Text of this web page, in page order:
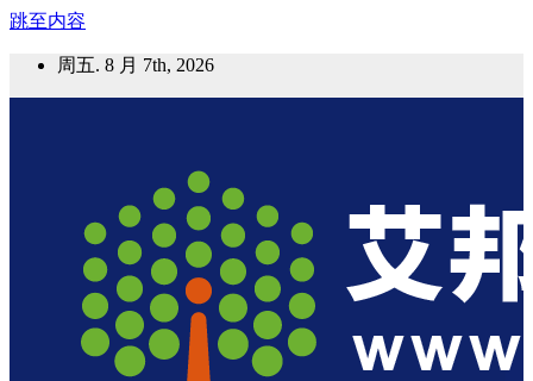
跳至内容
周五. 8 月 7th, 2026